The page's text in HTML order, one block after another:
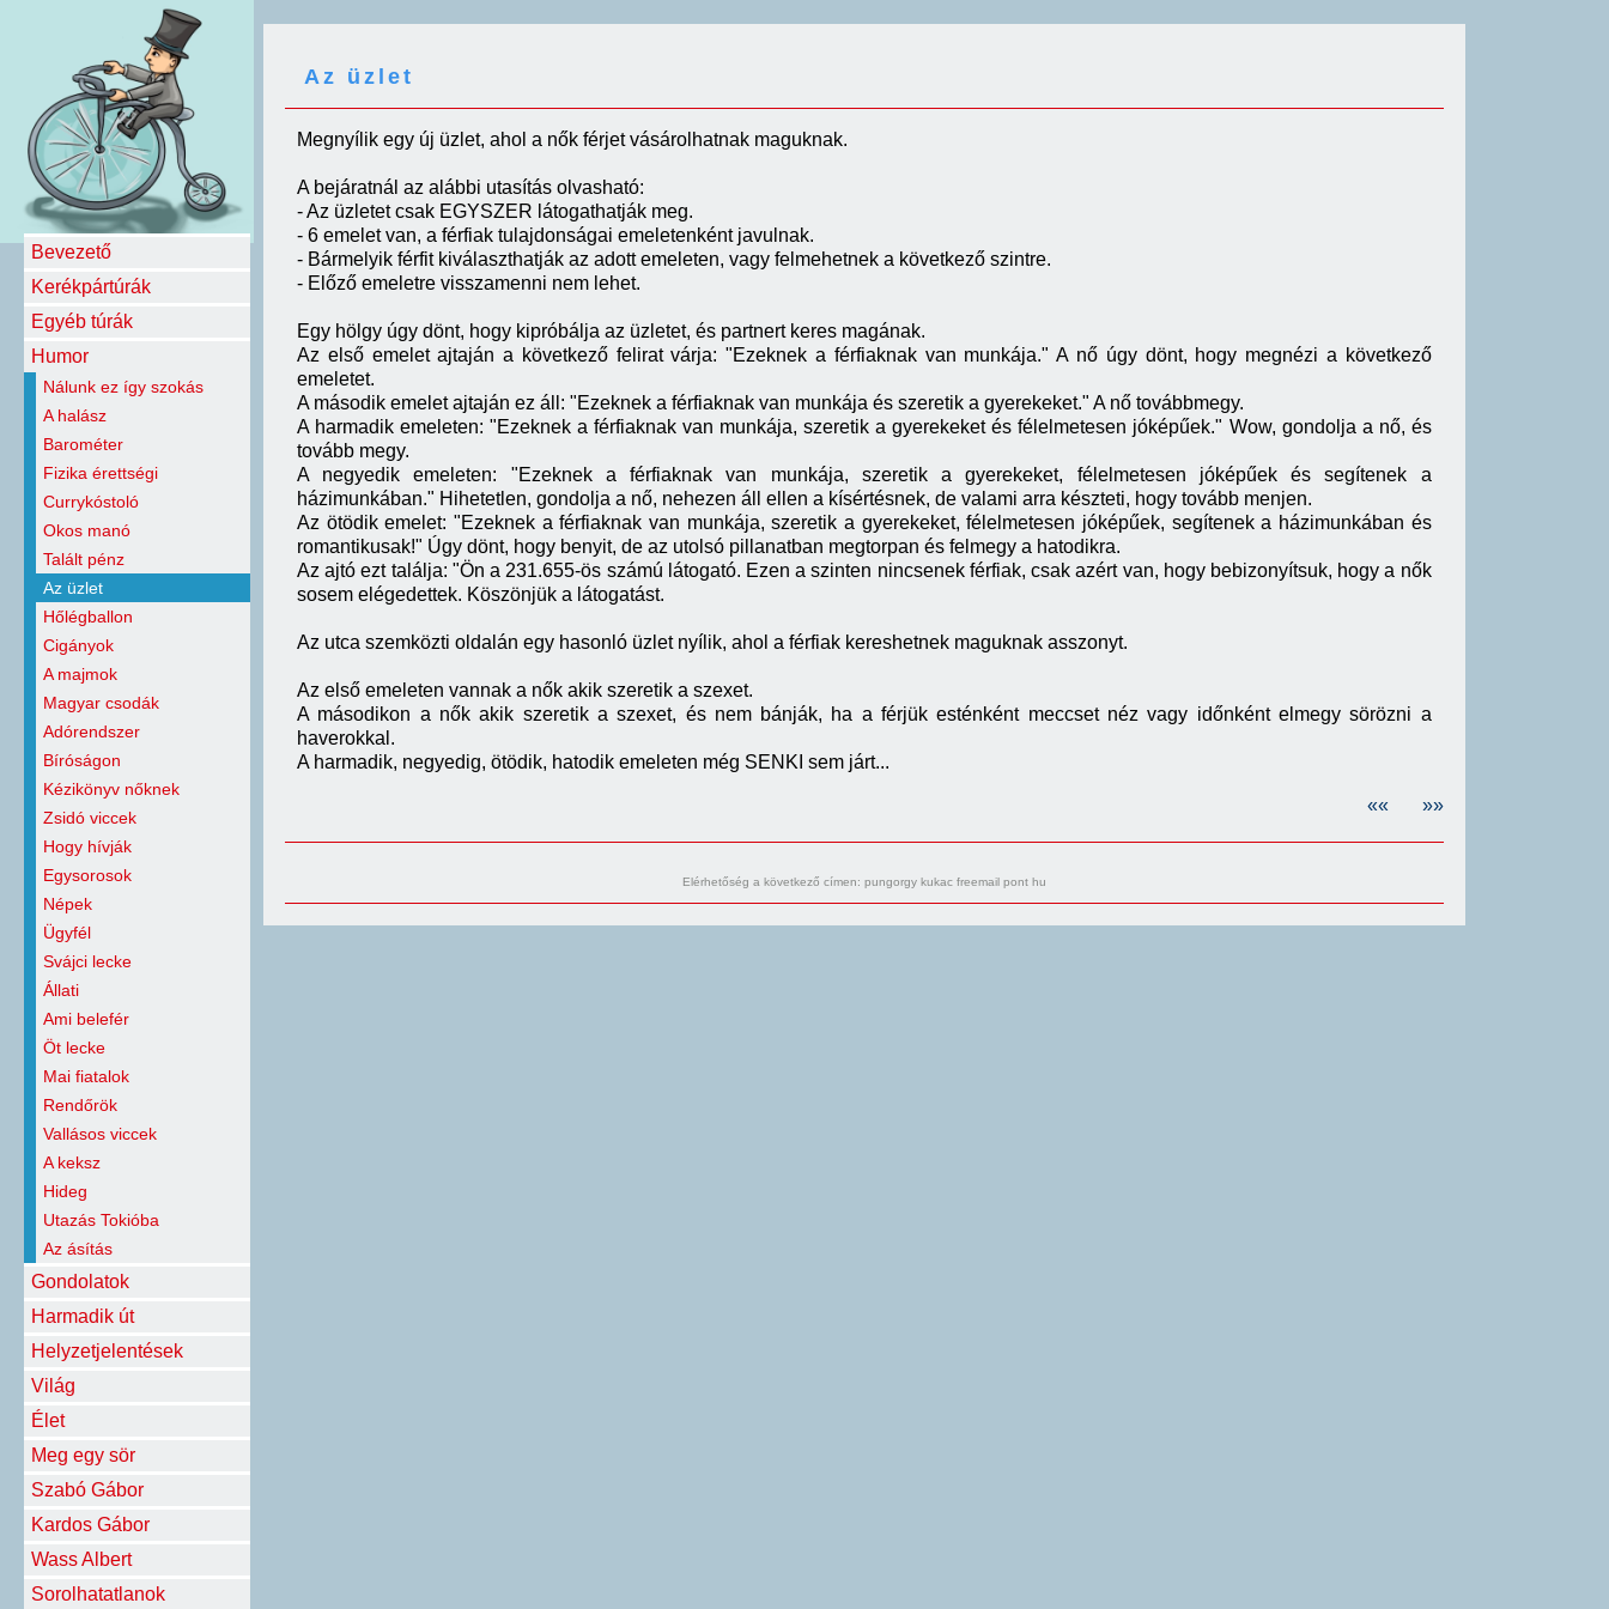
Bevezető
Kerékpártúrák
Egyéb túrák
Humor
Nálunk ez így szokás
A halász
Barométer
Fizika érettségi
Currykóstoló
Okos manó
Talált pénz
Az üzlet
Hőlégballon
Cigányok
A majmok
Magyar csodák
Adórendszer
Bíróságon
Kézikönyv nőknek
Zsidó viccek
Hogy hívják
Egysorosok
Népek
Ügyfél
Svájci lecke
Állati
Ami belefér
Öt lecke
Mai fiatalok
Rendőrök
Vallásos viccek
A keksz
Hideg
Utazás Tokióba
Az ásítás
Gondolatok
Harmadik út
Helyzetjelentések
Világ
Élet
Meg egy sör
Szabó Gábor
Kardos Gábor
Wass Albert
Sorolhatatlanok
Az üzlet
Megnyílik egy új üzlet, ahol a nők férjet vásárolhatnak maguknak.
A bejáratnál az alábbi utasítás olvasható:
- Az üzletet csak EGYSZER látogathatják meg.
- 6 emelet van, a férfiak tulajdonságai emeletenként javulnak.
- Bármelyik férfit kiválaszthatják az adott emeleten, vagy felmehetnek a következő szintre.
- Előző emeletre visszamenni nem lehet.
Egy hölgy úgy dönt, hogy kipróbálja az üzletet, és partnert keres magának.
Az első emelet ajtaján a következő felirat várja: "Ezeknek a férfiaknak van munkája." A nő úgy dönt, hogy megnézi a következő
emeletet.
A második emelet ajtaján ez áll: "Ezeknek a férfiaknak van munkája és szeretik a gyerekeket." A nő továbbmegy.
A harmadik emeleten: "Ezeknek a férfiaknak van munkája, szeretik a gyerekeket és félelmetesen jóképűek." Wow, gondolja a nő, és
tovább megy.
A negyedik emeleten: "Ezeknek a férfiaknak van munkája, szeretik a gyerekeket, félelmetesen jóképűek és segítenek a
házimunkában." Hihetetlen, gondolja a nő, nehezen áll ellen a kísértésnek, de valami arra készteti, hogy tovább menjen.
Az ötödik emelet: "Ezeknek a férfiaknak van munkája, szeretik a gyerekeket, félelmetesen jóképűek, segítenek a házimunkában és
romantikusak!" Úgy dönt, hogy benyit, de az utolsó pillanatban megtorpan és felmegy a hatodikra.
Az ajtó ezt találja: "Ön a 231.655-ös számú látogató. Ezen a szinten nincsenek férfiak, csak azért van, hogy bebizonyítsuk, hogy a nők
sosem elégedettek. Köszönjük a látogatást.
Az utca szemközti oldalán egy hasonló üzlet nyílik, ahol a férfiak kereshetnek maguknak asszonyt.
Az első emeleten vannak a nők akik szeretik a szexet.
A másodikon a nők akik szeretik a szexet, és nem bánják, ha a férjük esténként meccset néz vagy időnként elmegy sörözni a
haverokkal.
A harmadik, negyedig, ötödik, hatodik emeleten még SENKI sem járt...
«« »»
Elérhetőség a következő címen: pungorgy kukac freemail pont hu